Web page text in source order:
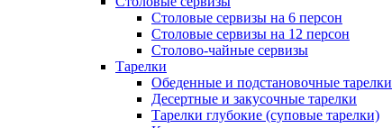
Столовые сервизы на 6 персон
Столовые сервизы на 12 персон
Столово-чайные сервизы
Тарелки
Обеденные и подстановочные тарелки
Десертные и закусочные тарелки
Тарелки глубокие (суповые тарелки)